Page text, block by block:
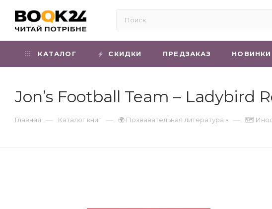
КАТАЛОГ СКИДКИ ПРЕДЗАКАЗ НОВИНКИ
Jon’s Football Team – Ladybird
Главная — Каталог книг — 🌍 Познавательная литература — 🗺